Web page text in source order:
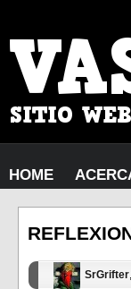
HOME
SrGrifter